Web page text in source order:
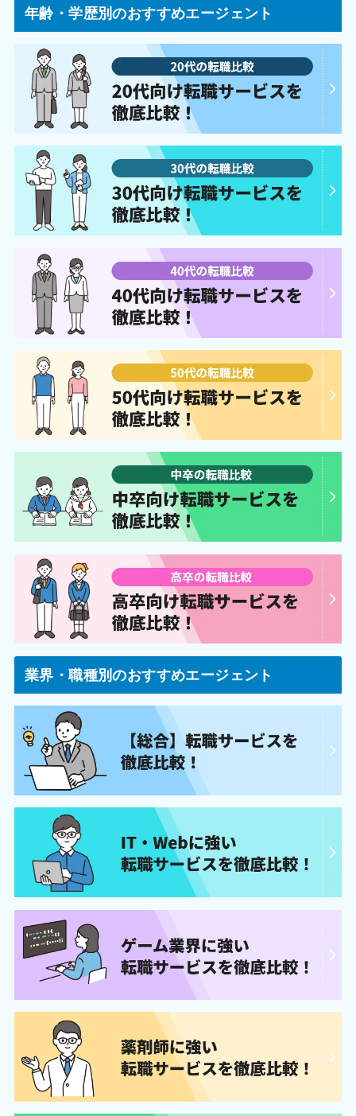
徳島駅前171ビル1F
高松
香川県高松市兵庫町8-1
高松兵庫町ビル 6F
松山
愛媛県松山市花園町1-3
日本生命松山市駅前ビル 3F
高知
高知県高知市はりまや町2-2-11
AIG高知ビル1F
天神
天神121ビル 5F
小倉
福岡県北九州市小倉北区米町1-3-1
明治安田生命北九州ビル 5F
佐賀
佐賀県佐賀市駅前中央1-10-37
佐賀駅前センタービル7F
長崎
長崎県長崎市興善町6-5
興善町イーストビル 10F
熊本
熊本県熊本市中央区安政町4-23
アクア熊本水道町 6F
大分
大分県大分市末広町1-1-18
ニッセイ大分駅前ビル13F
宮崎
宮崎県宮崎市錦町1-10
宮崎グリーンスフィア壱番館3F
鹿児島
鹿児島県鹿児島市西千石町1-1
鹿児島西千石第一生命ビルディング 5F
沖縄
沖縄県那覇市旭町116-37
カフーナ旭橋C街区第一交通産業オフィスコ
ソウル（韓
国）
서울 영등포구 경인로 775(문래동3가)
에이스하이테크시티 2동 1805호
ワークポート各拠点の詳細なアクセスはこちら
年齢・学歴別のおすすめエージェント
業界・職種別のおすすめエージェント